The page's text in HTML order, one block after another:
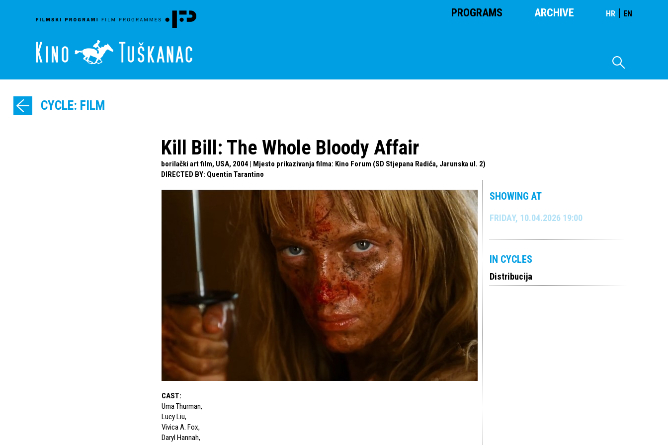
PROGRAMS ARCHIVE HR | EN
CYCLE: FILM
Kill Bill: The Whole Bloody Affair
borilački art film, USA, 2004 | Mjesto prikazivanja filma: Kino Forum (SD Stjepana Radića, Jarunska ul. 2)
DIRECTED BY: Quentin Tarantino
CAST:
Uma Thurman,
Lucy Liu,
Vivica A. Fox,
Daryl Hannah,
SHOWING AT
FRIDAY, 10.04.2026 19:00
IN CYCLES
Distribucija